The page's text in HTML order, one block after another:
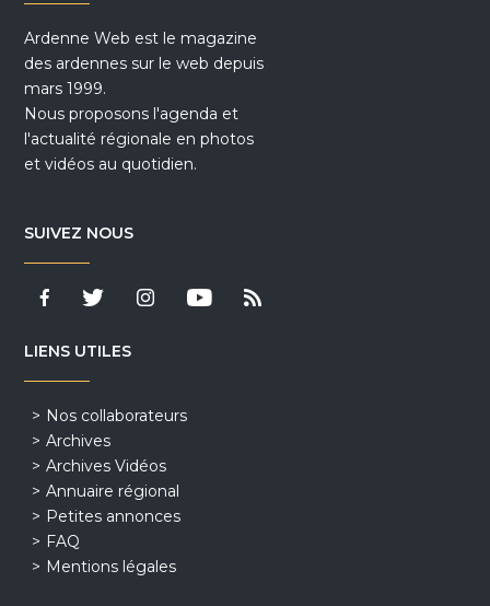
Ardenne Web est le magazine
des ardennes sur le web depuis
mars 1999.
Nous proposons l'agenda et
l'actualité régionale en photos
et vidéos au quotidien.
SUIVEZ NOUS
LIENS UTILES
Nos collaborateurs
Archives
Archives Vidéos
Annuaire régional
Petites annonces
FAQ
Mentions légales